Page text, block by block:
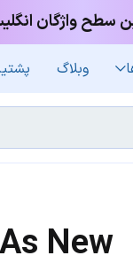
سطح واژگان
وبلاگ
New